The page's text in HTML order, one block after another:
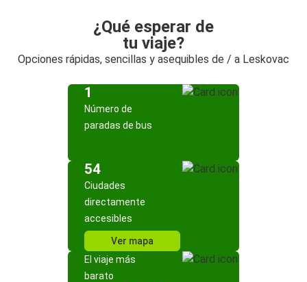
¿Qué esperar de
tu viaje?
Opciones rápidas, sencillas y asequibles de / a Leskovac
1
Número de
paradas de bus
54
Ciudades
directamente
accesibles
Ver mapa
El viaje más
barato